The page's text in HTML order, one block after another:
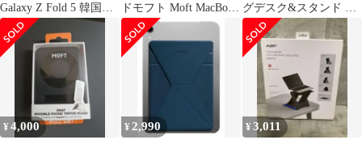
Galaxy Z Fold 5 韓国版
黒 256GB
ドモフト Moft MacBook
Z 折りたたみ
グデスク&スタンド 折
りたたみ
¥4,000 ¥ 2,990 ¥3,011